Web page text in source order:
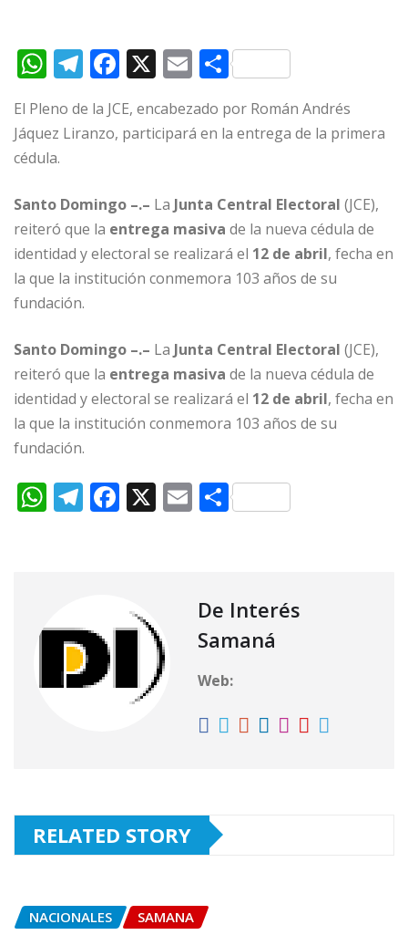
W
at
s
p
p
T
e
g
m
F
c
e
o
o
k
X E
ai
l
C
m
p
ti
r
El Pleno de la JCE, encabezado por Román Andrés
Jáquez Liranzo, participará en la entrega de la primera
cédula.
Santo Domingo –.– La Junta Central Electoral (JCE),
reiteró que la entrega masiva de la nueva cédula de
identidad y electoral se realizará el 12 de abril, fecha en
la que la institución conmemora 103 años de su
fundación.
Santo Domingo –.– La Junta Central Electoral (JCE),
reiteró que la entrega masiva de la nueva cédula de
identidad y electoral se realizará el 12 de abril, fecha en
la que la institución conmemora 103 años de su
fundación.
W
p
p
T
m
F
b
o
k
X E C
ar
ti
r
De Interés
Samaná
Web:
RELATED STORY
NACIONALES SAMANA